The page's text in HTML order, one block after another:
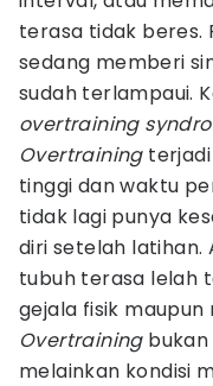
terasa tidak beres.
sedang memberi
sudah terlampaui.
overtraining
Overtrainingterjadi
tinggi dan waktu
tidak lagi punya
diri setelah latihan.
tubuh terasa lelah
gejala fisik
Overtrainingbukan
melainkan kondisi